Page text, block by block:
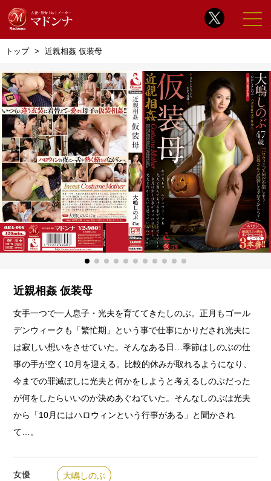
トップ 近親相姦 仮装母
近親相姦 仮装母
女手一つで一人息子・光夫を育ててきたしのぶ。正月もゴール
デンウィークも「繁忙期」という事で仕事にかりだされ光夫に
は寂しい想いをさせていた。そんなある日…季節はしのぶの仕
事の手が空く10月を迎える。比較的休みが取れるようになり、
今までの罪滅ぼしに光夫と何かをしようと考えるしのぶだった
が何をしたらいいのか決めあぐねていた。そんなしのぶは光夫
から「10月にはハロウィンという行事がある」と聞かされ
て…。
女優 大嶋しのぶ